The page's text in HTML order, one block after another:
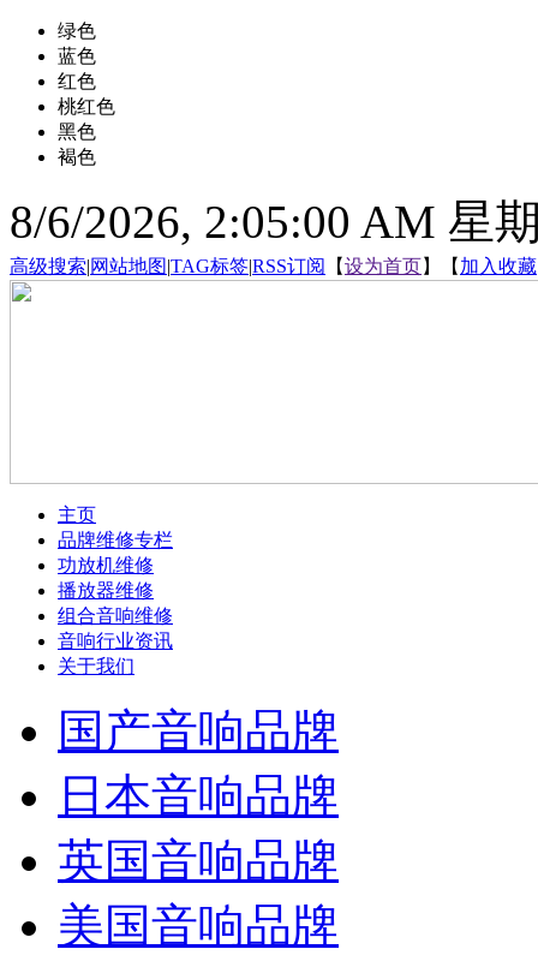
绿色
蓝色
红色
桃红色
黑色
褐色
8/6/2026, 2:05:01 AM 星
高级搜索|网站地图|TAG标签|RSS订阅 【设为首页】【 加入收藏
主页
品牌维修专栏
功放机维修
播放器维修
组合音响维修
音响行业资讯
关于我们
国产音响品牌
日本音响品牌
英国音响品牌
美国音响品牌